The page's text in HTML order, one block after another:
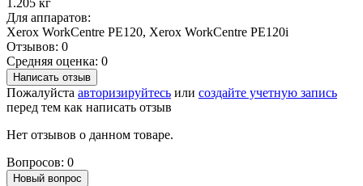
1.205 кг
Для аппаратов:
Xerox WorkCentre PE120, Xerox WorkCentre PE120i
Отзывов: 0
Средняя оценка: 0
Написать отзыв
Пожалуйста авторизируйтесь или создайте учетную запись
перед тем как написать отзыв
Нет отзывов о данном товаре.
Вопросов: 0
Новый вопрос